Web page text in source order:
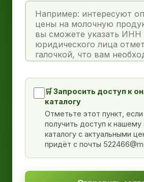
🛒 Запросить доступ к
каталогу
Отметьте этот пункт,
получить доступ к нашему
каталогу с актуальными
придёт с почты